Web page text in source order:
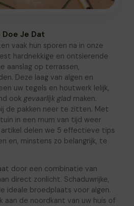
Doe Je Dat
vaak hun sporen na in onze
hardnekkige en ontsierende
aanslag op terrassen,
Deze laag van algen en
uw tegels en houtwerk lelijk,
ook gevaarlijk gladmaken.
de pakken neer te zitten. Met
in een mum van tijd weer
delen we 5 effectieve tips
en, minstens zo belangrijk, te
door een combinatie van
direct zonlicht. Schaduwrijke,
ideale broedplaats voor algen.
aan de noordkant van uw huis of